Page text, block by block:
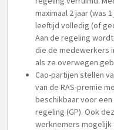
maximaal 2 jaar (was
leeftijd volledig (of
Aan de regeling
die de medewerkers
als ze overwegen
Cao-partijen stellen
van de RAS-premie
beschikbaar voor
regeling (GP). Ook
werknemers